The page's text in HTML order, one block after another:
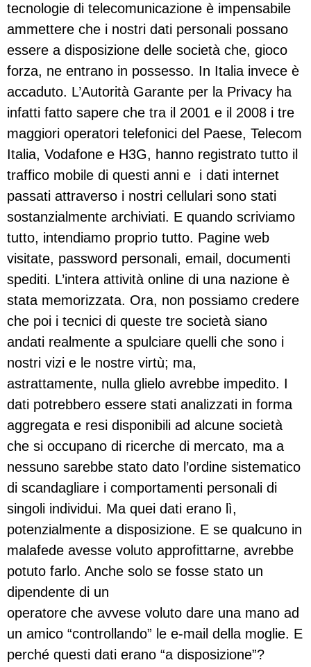
tecnologie di telecomunicazione è impensabile
ammettere che i nostri dati personali possano
essere a disposizione delle società che, gioco
forza, ne entrano in possesso. In Italia invece è
accaduto. L’Autorità Garante per la Privacy ha
infatti fatto sapere che tra il 2001 e il 2008 i tre
maggiori operatori telefonici del Paese, Telecom
Italia, Vodafone e H3G, hanno registrato tutto il
traffico mobile di questi anni e i dati internet
passati attraverso i nostri cellulari sono stati
sostanzialmente archiviati. E quando scriviamo
tutto, intendiamo proprio tutto. Pagine web
visitate, password personali, email, documenti
spediti. L’intera attività online di una nazione è
stata memorizzata. Ora, non possiamo credere
che poi i tecnici di queste tre società siano
andati realmente a spulciare quelli che sono i
nostri vizi e le nostre virtù; ma,
astrattamente, nulla glielo avrebbe impedito. I
dati potrebbero essere stati analizzati in forma
aggregata e resi disponibili ad alcune società
che si occupano di ricerche di mercato, ma a
nessuno sarebbe stato dato l’ordine sistematico
di scandagliare i comportamenti personali di
singoli individui. Ma quei dati erano lì,
potenzialmente a disposizione. E se qualcuno in
malafede avesse voluto approfittarne, avrebbe
potuto farlo. Anche solo se fosse stato un
dipendente di un
operatore che avvese voluto dare una mano ad
un amico “controllando” le e-mail della moglie. E
perché questi dati erano “a disposizione”?